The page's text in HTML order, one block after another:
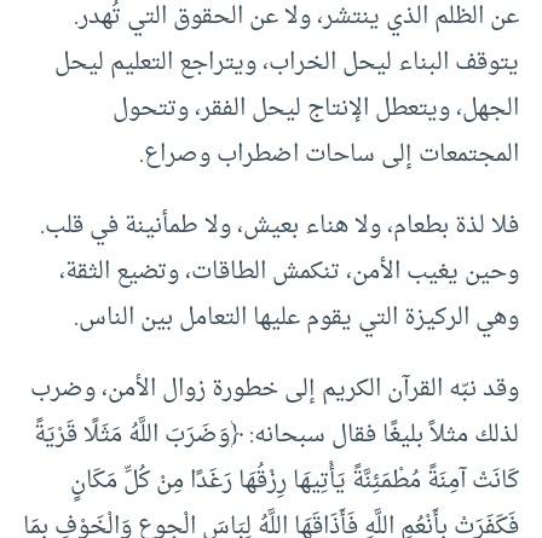
عن الظلم الذي ينتشر، ولا عن الحقوق التي تُهدر.
يتوقف البناء ليحل الخراب، ويتراجع التعليم ليحل
الجهل، ويتعطل الإنتاج ليحل الفقر، وتتحول
المجتمعات إلى ساحات اضطراب وصراع.
فلا لذة بطعام، ولا هناء بعيش، ولا طمأنينة في قلب.
وحين يغيب الأمن، تنكمش الطاقات، وتضيع الثقة،
وهي الركيزة التي يقوم عليها التعامل بين الناس.
وقد نبّه القرآن الكريم إلى خطورة زوال الأمن، وضرب
لذلك مثلاً بليغًا فقال سبحانه: ﴿وَضَرَبَ اللَّهُ مَثَلًا قَرْيَةً
كَانَتْ آمِنَةً مُطْمَئِنَّةً يَأْتِيهَا رِزْقُهَا رَغَدًا مِنْ كُلِّ مَكَانٍ
فَكَفَرَتْ بِأَنْعُمِ اللَّهِ فَأَذَاقَهَا اللَّهُ لِبَاسَ الْجوعِ وَالْخَوْفِ بِمَا